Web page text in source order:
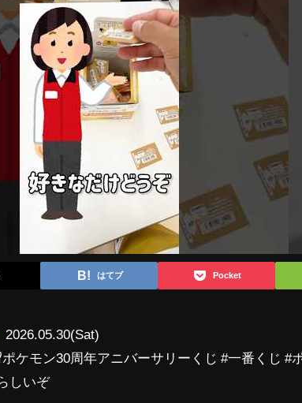
はてブ Pocket
2026.05.30(Sat)
ケモン30周年アニバーサリーくじ #一番くじ #
しいぞ